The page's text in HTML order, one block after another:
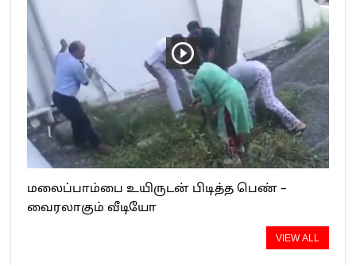
மலைப்பாம்பை உயிருடன் பிடித்த பெண் –
வைரலாகும் வீடியோ
VIEW ALL